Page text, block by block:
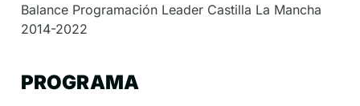
Balance Programación Leader Castilla La Mancha
2014-2022
PROGRAMA